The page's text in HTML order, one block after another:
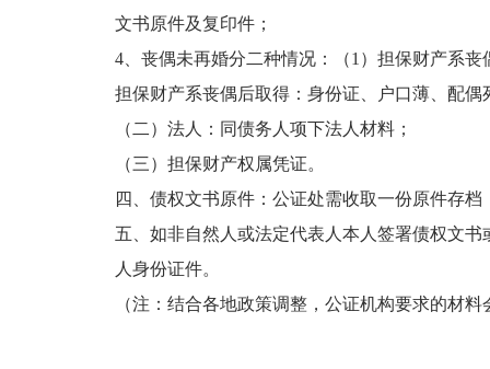
文书原件及复印件；
4、丧偶未再婚分二种情况：（1）担保财产系
担保财产系丧偶后取得：身份证、户口薄、配
（二）法人：同债务人项下法人材料；
（三）担保财产权属凭证。
四、债权文书原件：公证处需收取一份原件存
五、如非自然人或法定代表人本人签署债权文
人身份证件。
（注：结合各地政策调整，公证机构要求的材